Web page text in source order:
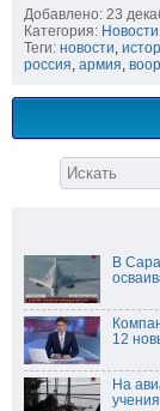
Добавлено: 23
Категория:
Теги: новости
россия армия
В
12
На